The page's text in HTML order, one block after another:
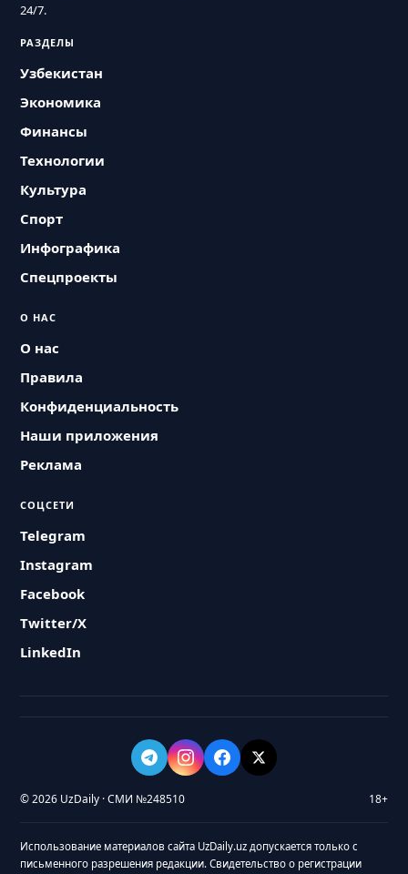
24/7.
РАЗДЕЛЫ
Узбекистан
Экономика
Финансы
Технологии
Культура
Спорт
Инфографика
Спецпроекты
О НАС
О нас
Правила
Конфиденциальность
Наши приложения
Реклама
СОЦСЕТИ
Telegram
Instagram
Facebook
Twitter/X
LinkedIn
© 2026 UzDaily · СМИ №248510 18+
Использование материалов сайта UzDaily.uz допускается только с
письменного разрешения редакции. Свидетельство о регистрации